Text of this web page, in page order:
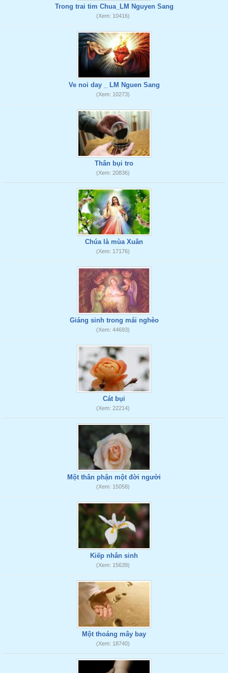
Trong trai tim Chua_LM Nguyen Sang
(Xem: 10416)
Ve noi day _ LM Nguen Sang
(Xem: 10273)
Thân bụi tro
(Xem: 20836)
Chúa là mùa Xuân
(Xem: 17176)
Giáng sinh trong mái nghèo
(Xem: 44693)
Cát bụi
(Xem: 22214)
Một thân phận một đời người
(Xem: 15058)
Kiếp nhân sinh
(Xem: 15639)
Một thoáng mây bay
(Xem: 18740)